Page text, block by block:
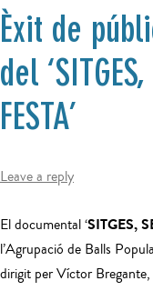
Èxit de
del
FESTA’
Leave a reply
El documental ‘SITGES,
l’Agrupació de Balls
dirigit per Víctor Bregante,